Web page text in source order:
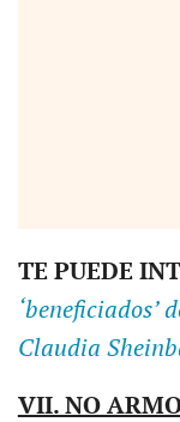
TE PUEDE
‘beneficiados’
Claudia
VII. NO